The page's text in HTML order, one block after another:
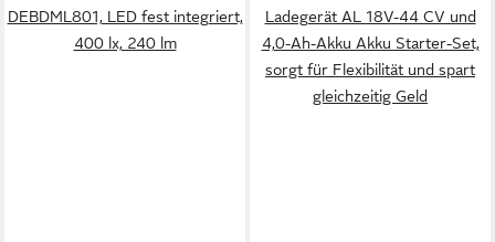
DEBDML801, LED fest integriert,
400 lx, 240 lm
Ladegerät AL 18V-44 CV und
4,0-Ah-Akku Akku Starter-Set,
sorgt für Flexibilität und spart
gleichzeitig Geld